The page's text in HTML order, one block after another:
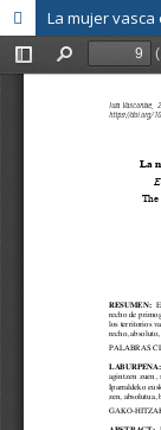
La mujer